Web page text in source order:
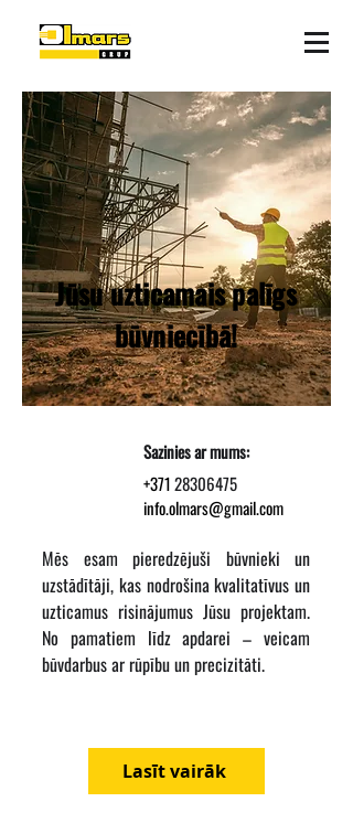
Jūsu uzticamais palīgs
būvniecībā!
Sazinies ar mums:
+37128306475
info.olmars@gmail.com
Mēs esam pieredzējuši būvnieki un
uzstādītāji, kas nodrošina kvalitatīvus un
uzticamus risinājumus Jūsu projektam.
No pamatiem līdz apdarei – veicam
būvdarbus ar rūpību un precizitāti.
Lasīt vairāk